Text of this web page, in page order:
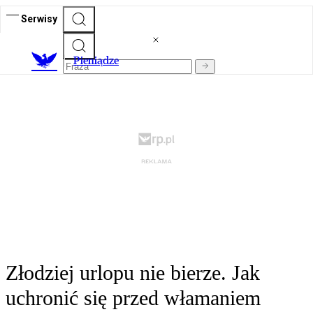
Serwisy
Pieniądze
Złodziej urlopu nie bierze. Jak
uchronić się przed włamaniem